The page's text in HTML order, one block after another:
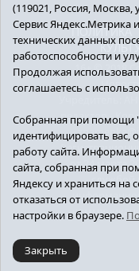
ПОЛИТИКА
16+ © 2018
редактор -
от 24 марта
службой
(119021, Россия, Москва,
Сервис Яндекс.Метрика
технических данных
работоспособности и
Продолжая
соглашаетесь с
Собранная при помощи
идентифицировать
работу сайта.
сайта, собранная при
Яндексу и храниться на
отказаться от
настройки в браузере.
Закрыть